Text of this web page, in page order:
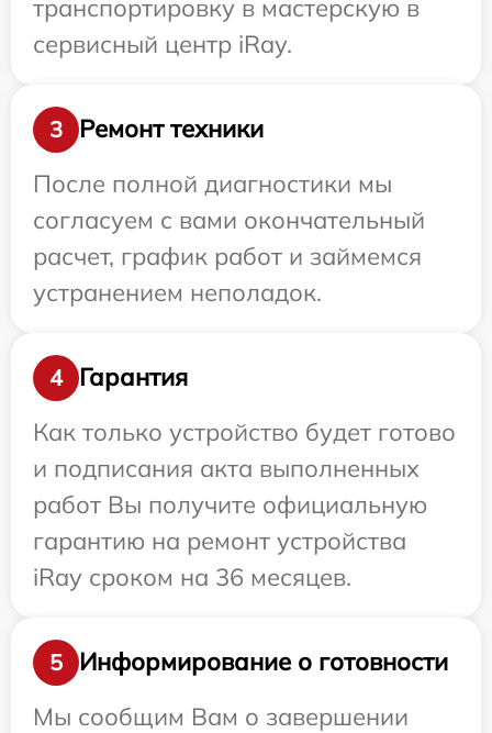
транспортировку в мастерскую в
сервисный центр iRay.
3
Ремонт техники
После полной диагностики мы
согласуем с вами окончательный
расчет, график работ и займемся
устранением неполадок.
4
Гарантия
Как только устройство будет готово
и подписания акта выполненных
работ Вы получите официальную
гарантию на ремонт устройства
iRay сроком на 36 месяцев.
5
Информирование о готовности
Мы сообщим Вам о завершении